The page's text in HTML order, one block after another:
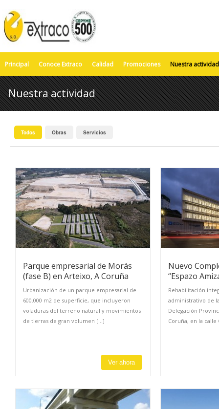
Principal Conoce Extraco Calidad Promociones Nuestra actividad
Nuestra actividad
Todos Obras Servicios
Parque empresarial de Morás
(fase B) en Arteixo, A Coruña
Urbanización de un parque empresarial de
600.000 m2 de superficie, que incluyeron
voladuras del terreno natural y movimientos
de tierras de gran volumen [...]
Ver ahora
Nuevo
“Espazo
Rehabilitación
administrativo de
Delegación
Coruña, en la